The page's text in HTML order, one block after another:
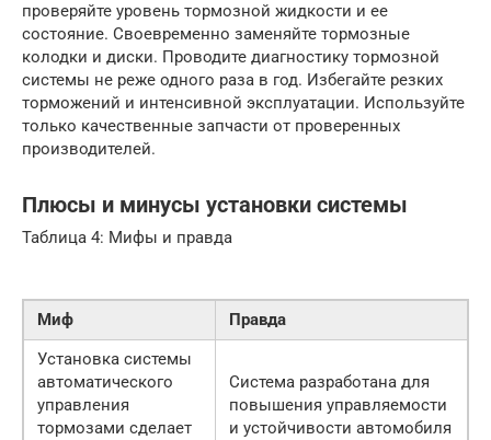
проверяйте уровень тормозной жидкости и ее
состояние. Своевременно заменяйте тормозные
колодки и диски. Проводите диагностику тормозной
системы не реже одного раза в год. Избегайте резких
торможений и интенсивной эксплуатации. Используйте
только качественные запчасти от проверенных
производителей.
Плюсы и минусы установки системы
Таблица 4: Мифы и правда
Миф
Правда
Установка системы
автоматического
управления
тормозами сделает
Система разработана для
повышения управляемости
и устойчивости автомобиля